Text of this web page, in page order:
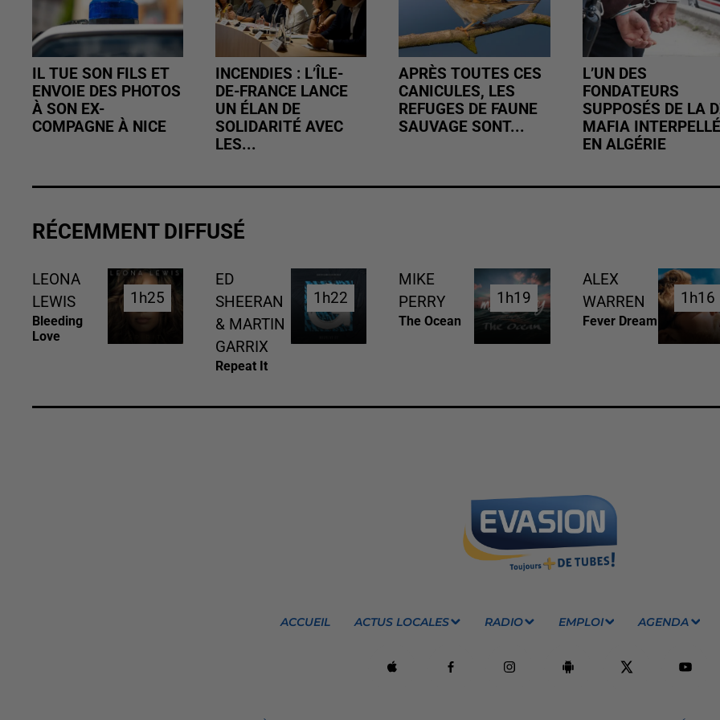
IL TUE SON FILS ET
ENVOIE DES PHOTOS
À SON EX-
COMPAGNE À NICE
INCENDIES : L’ÎLE-
DE-FRANCE LANCE
UN ÉLAN DE
SOLIDARITÉ AVEC
LES...
APRÈS TOUTES CES
CANICULES, LES
REFUGES DE FAUNE
SAUVAGE SONT...
L’UN DES
FONDATEURS
SUPPOSÉS DE LA
MAFIA INTERPELLÉ
EN ALGÉRIE
RÉCEMMENT DIFFUSÉ
LEONA
LEWIS
Bleeding
Love
1h25
1h25
ED
SHEERAN
& MARTIN
GARRIX
Repeat It
1h22
1h22
MIKE
PERRY
The Ocean
1h19
1h19
ALEX
WARREN
Fever Dream
1h16
1h16
ACCUEIL ACTUS LOCALES RADIO EMPLOI AGENDA